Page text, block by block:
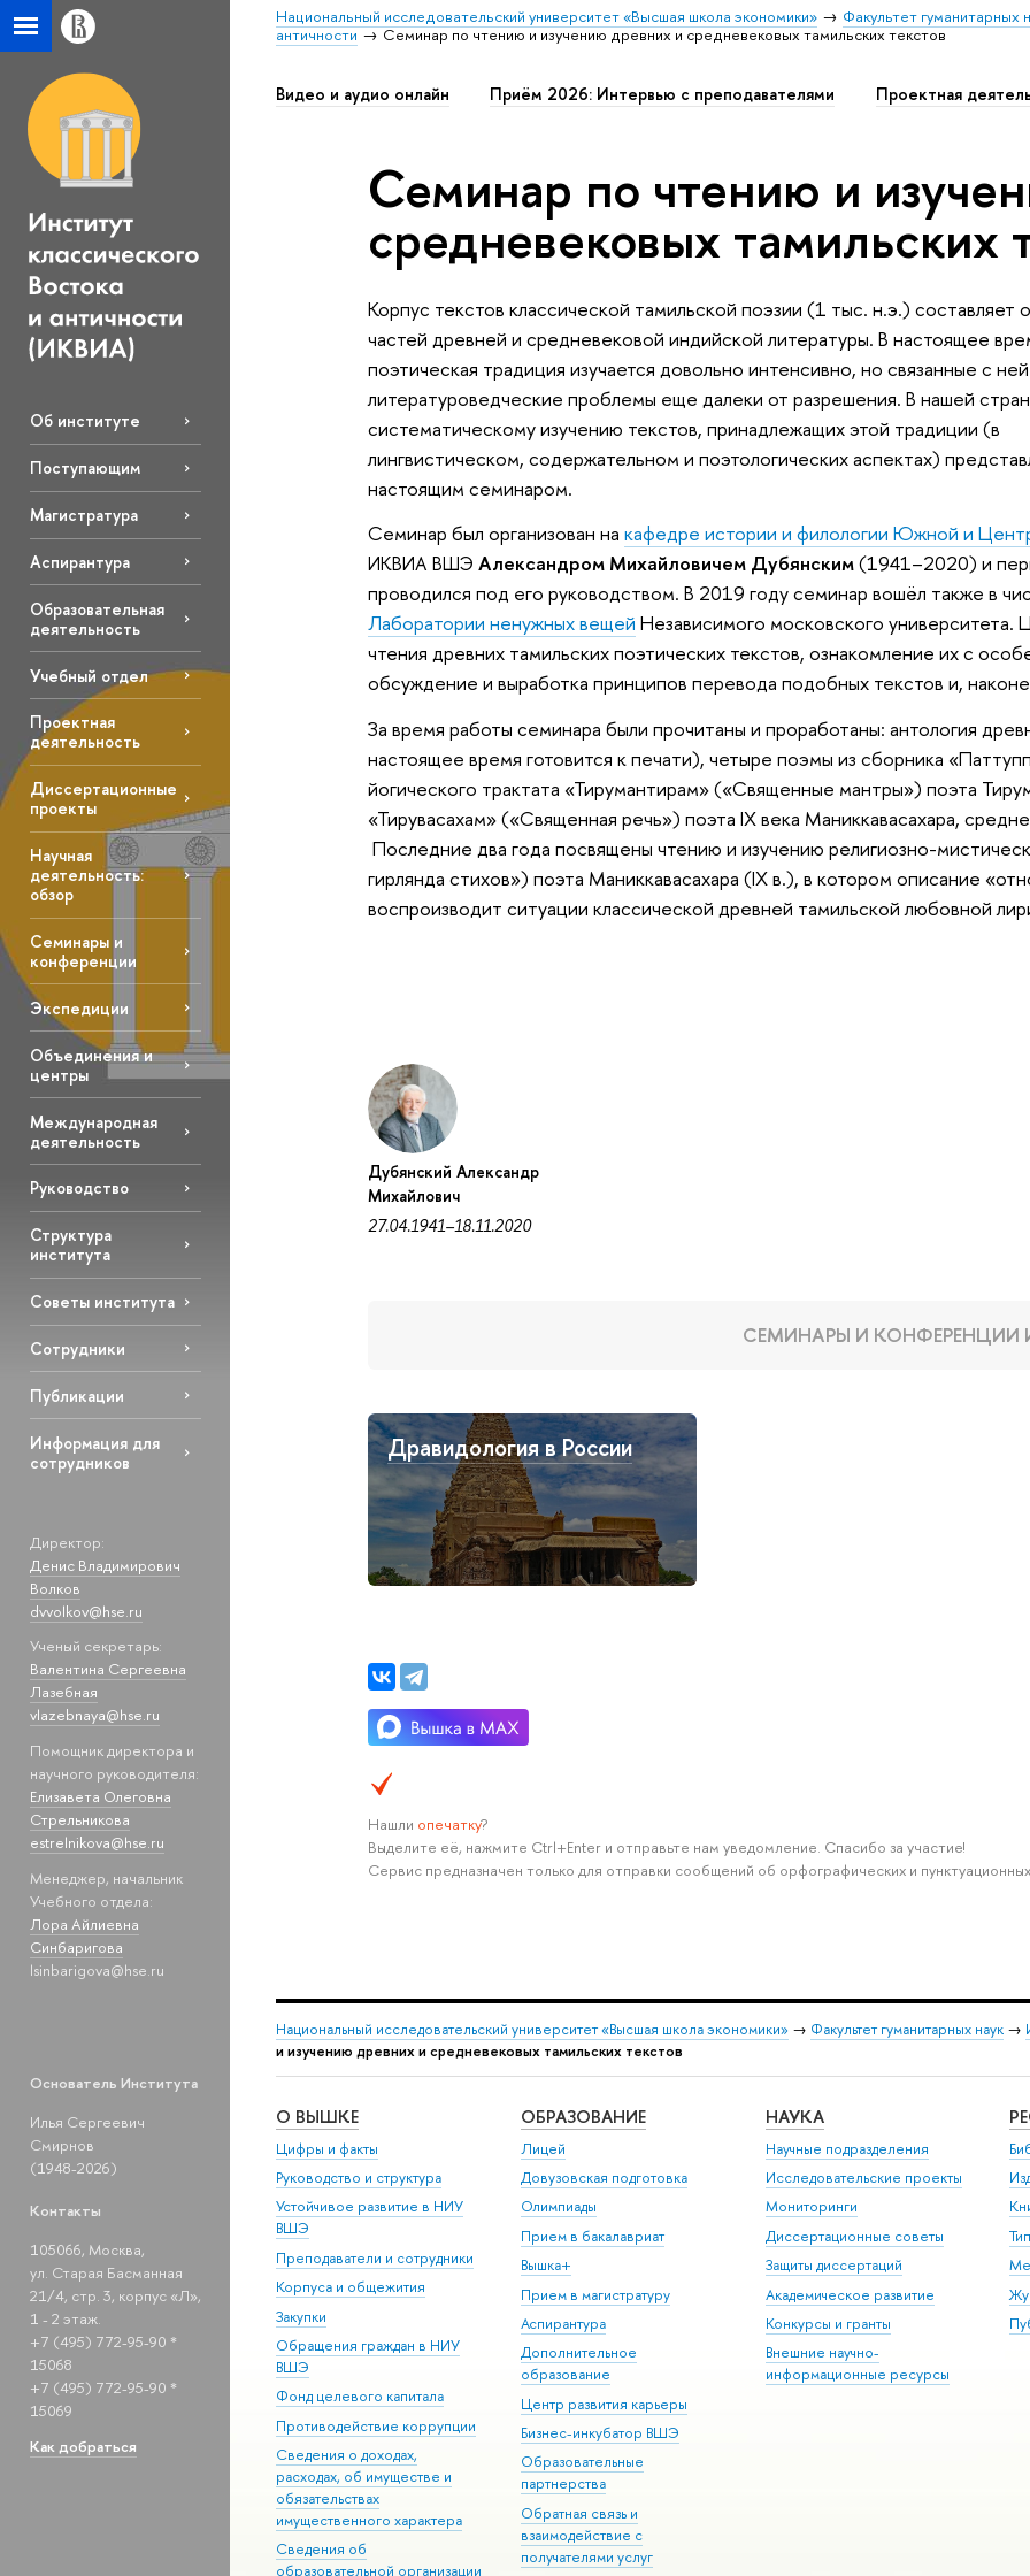
Национальный исследовательский университет «Высшая школа экономики» Факультет гуманитарных
античности
Семинар по чтению и изучению древних и средневековых тамильских текстов
Об институте
Поступающим
Магистратура
Аспирантура
Образовательная
деятельность
Учебный отдел
Проектная
деятельность
Диссертационные
проекты
Научная
деятельность:
обзор
Семинары и
конференции
Экспедиции
Объединения и
центры
Международная
деятельность
Руководство
Структура
института
Советы института
Сотрудники
Публикации
Информация для
сотрудников
Директор:
Денис Владимирович
Волков
dvvolkov@hse.ru
Ученый секретарь:
Валентина Сергеевна
Лазебная
vlazebnaya@hse.ru
Помощник директора и
научного руководителя:
Елизавета Олеговна
Стрельникова
estrelnikova@hse.ru
Менеджер, начальник
Учебного отдела:
Лора Айлиевна
Синбаригова
lsinbarigova@hse.ru
Основатель Института
Илья Сергеевич
Смирнов
(1948-2026)
Контакты
105066, Москва,
ул. Старая Басманная
21/4, стр. 3, корпус «Л»,
1 - 2 этаж.
+7 (495) 772-95-90 *
15068
+7 (495) 772-95-90 *
15069
Как добраться
Видео и аудио онлайн Приём 2026: Интервью с преподавателями Проектная
Семинар по чтению и
средневековых тамильских
Корпус текстов классической тамильской поэзии (1 тыс. н.э.) составляет
частей древней и средневековой индийской литературы. В настоящее
поэтическая традиция изучается довольно интенсивно, но связанные с ней
литературоведческие проблемы еще далеки от разрешения. В нашей
систематическому изучению текстов, принадлежащих этой традиции (в
лингвистическом, содержательном и поэтологических аспектах)
настоящим семинаром.
Семинар был организован на кафедре истории и филологии Южной и
ИКВИА ВШЭ Александром Михайловичем Дубянским(1941–2020) и
проводился под его руководством. В 2019 году семинар вошёл также в
Лаборатории ненужных вещей Независимого московского
чтения древних тамильских поэтических текстов, ознакомление их с
обсуждение и выработка принципов перевода подобных текстов и,
За время работы семинара были прочитаны и проработаны: антология
настоящее время готовится к печати), четыре поэмы из сборника
йогического трактата «Тирумантирам» («Священные мантры») поэта
«Тирувасахам» («Священная речь») поэта IX века Маниккавасахара,
Последние два года посвящены чтению и изучению религиозно-
гирлянда стихов») поэта Маниккавасахара (IX в.), в котором описание
воспроизводит ситуации классической древней тамильской любовной
Дубянский Александр
Михайлович
27.04.1941–18.11.2020
СЕМИНАРЫ И КОНФЕРЕНЦИИ
Дравидология в России
Нашли опечатку?
Выделите её, нажмите Ctrl+Enter и отправьте нам уведомление. Спасибо за участие!
Сервис предназначен только для отправки сообщений об орфографических и
Национальный исследовательский университет «Высшая школа экономики» → Факультет гуманитарных наук →
и изучению древних и средневековых тамильских текстов
О ВЫШКЕ
Цифры и факты
Руководство и структура
Устойчивое развитие в НИУ
ВШЭ
Преподаватели и сотрудники
Корпуса и общежития
Закупки
Обращения граждан в НИУ
ВШЭ
Фонд целевого капитала
Противодействие коррупции
Сведения о доходах,
расходах, об имуществе и
обязательствах
имущественного характера
Сведения об
образовательной организации
ОБРАЗОВАНИЕ
Лицей
Довузовская подготовка
Олимпиады
Прием в бакалавриат
Вышка+
Прием в магистратуру
Аспирантура
Дополнительное
образование
Центр развития карьеры
Бизнес-инкубатор ВШЭ
Образовательные
партнерства
Обратная связь и
взаимодействие с
получателями услуг
НАУКА
Научные подразделения
Исследовательские проекты
Мониторинги
Диссертационные советы
Защиты диссертаций
Академическое развитие
Конкурсы и гранты
Внешние научно-
информационные ресурсы